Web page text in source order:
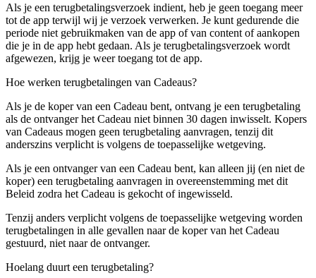
Als je een terugbetalingsverzoek indient, heb je geen toegang meer
tot de app terwijl wij je verzoek verwerken. Je kunt gedurende die
periode niet gebruikmaken van de app of van content of aankopen
die je in de app hebt gedaan. Als je terugbetalingsverzoek wordt
afgewezen, krijg je weer toegang tot de app.
Hoe werken terugbetalingen van Cadeaus?
Als je de koper van een Cadeau bent, ontvang je een terugbetaling
als de ontvanger het Cadeau niet binnen 30 dagen inwisselt. Kopers
van Cadeaus mogen geen terugbetaling aanvragen, tenzij dit
anderszins verplicht is volgens de toepasselijke wetgeving.
Als je een ontvanger van een Cadeau bent, kan alleen jij (en niet de
koper) een terugbetaling aanvragen in overeenstemming met dit
Beleid zodra het Cadeau is gekocht of ingewisseld.
Tenzij anders verplicht volgens de toepasselijke wetgeving worden
terugbetalingen in alle gevallen naar de koper van het Cadeau
gestuurd, niet naar de ontvanger.
Hoelang duurt een terugbetaling?